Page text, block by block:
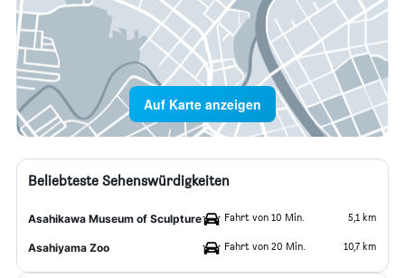
Auf Karte anzeigen
Beliebteste Sehenswürdigkeiten
Asahikawa Museum of Sculpture Fahrt von 10 Min. 5,1 km
Asahiyama Zoo Fahrt von 20 Min. 10,7 km